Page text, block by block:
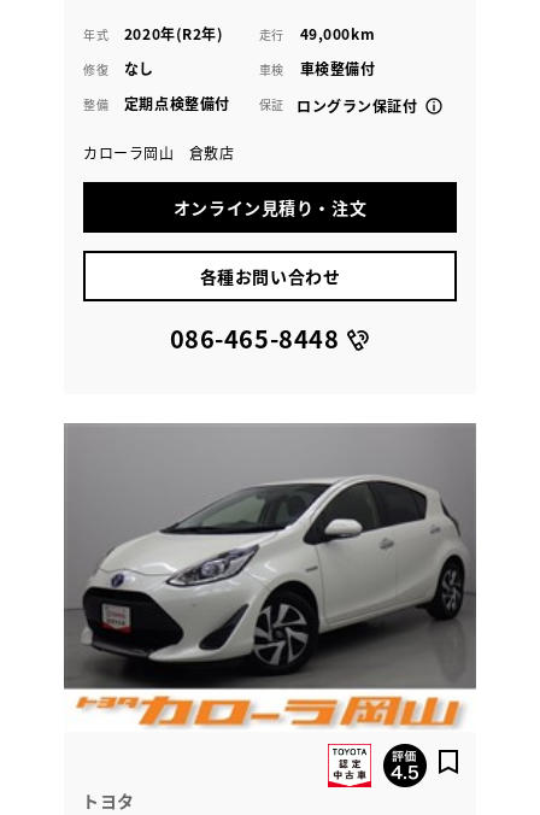
年式 2020年(R2年) 走行 49,000km
修復 なし 車検 車検整備付
整備 定期点検整備付 保証 ロングラン保証付
カローラ岡山 倉敷店
オンライン見積り・注文
各種お問い合わせ
086-465-8448
トヨタ